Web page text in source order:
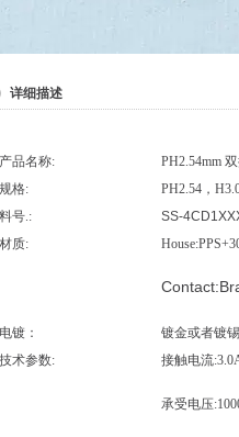
详细描述
产品名称:
PH2.54mm
规格:
PH2.54，
料号.:
SS-
材质:
电镀：
镀金或者镀锡
技术参数:
接触电流
承受电压